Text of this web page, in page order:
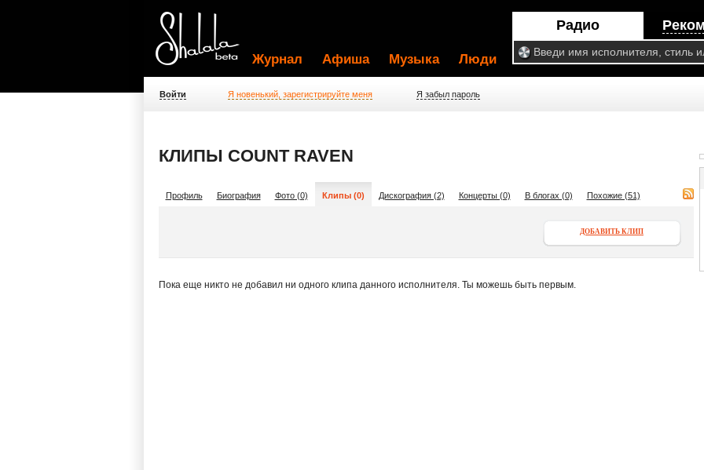
Радио
Журнал Афиша Музыка Люди
Войти Я новенький, зарегистрируйте меня Я забыл пароль
КЛИПЫ COUNT RAVEN
Профиль Биография Фото (0) Клипы (0) Дискография (2) Концерты (0) В блогах (0) Похожие (51)
ДОБАВИТЬ КЛИП
Пока еще никто не добавил ни одного клипа данного исполнителя. Ты можешь быть первым.